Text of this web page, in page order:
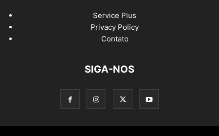
Service Plus
Privacy Policy
Contato
SIGA-NOS